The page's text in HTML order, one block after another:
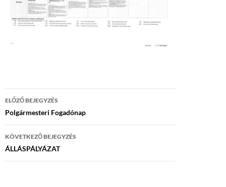
Bejegyzés
navigáció
ELŐZŐ BEJEGYZÉS
Polgármesteri Fogadónap
KÖVETKEZŐ BEJEGYZÉS
ÁLLÁSPÁLYÁZAT